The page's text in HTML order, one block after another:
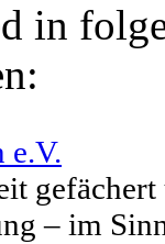
in
e.V.
– im